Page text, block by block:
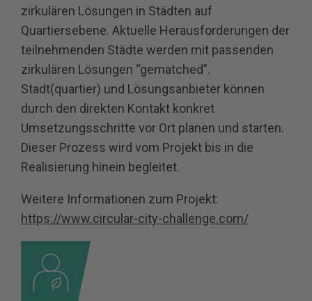
zirkulären Lösungen in Städten auf
Quartiersebene. Aktuelle Herausforderungen der
teilnehmenden Städte werden mit passenden
zirkulären Lösungen “gematched”.
Stadt(quartier) und Lösungsanbieter können
durch den direkten Kontakt konkret
Umsetzungsschritte vor Ort planen und starten.
Dieser Prozess wird vom Projekt bis in die
Realisierung hinein begleitet.
Weitere Informationen zum Projekt:
https://www.circular-city-challenge.com/